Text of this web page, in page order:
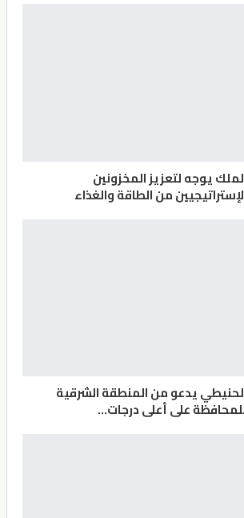
يوجه لتعزيز المخزونين
من الطاقة والغذاء
يدعو من المنطقة الشرقية
على أعلى درجات…